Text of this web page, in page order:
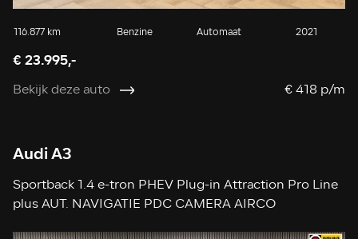
116.877 km Benzine Automaat 2021
€ 23.995,-
Bekijk deze auto € 418 p/m
Audi A3
Sportback 1.4 e-tron PHEV Plug-in Attraction Pro Line
plus AUT. NAVIGATIE PDC CAMERA AIRCO